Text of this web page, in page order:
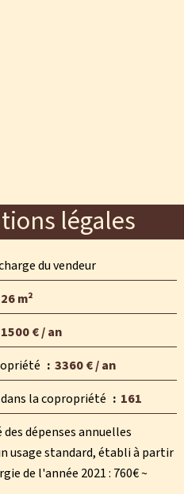
légales
du vendeur
m²
1500 € / an
3360 € / an
la copropriété
161
dépenses annuelles
usage standard, établi à partir
de l'année 2021 : 760€ ~